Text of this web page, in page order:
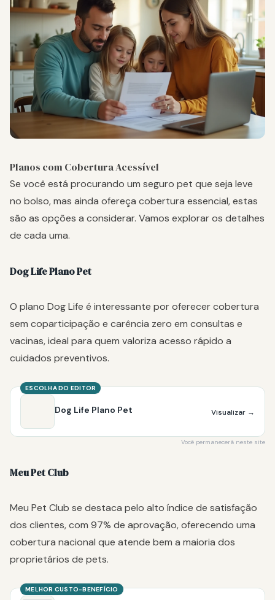
Planos com Cobertura Acessível
Se você está procurando um seguro pet que seja leve
no bolso, mas ainda ofereça cobertura essencial, estas
são as opções a considerar. Vamos explorar os detalhes
de cada uma.
Dog Life Plano Pet
O plano Dog Life é interessante por oferecer cobertura
sem coparticipação e carência zero em consultas e
vacinas, ideal para quem valoriza acesso rápido a
cuidados preventivos.
ESCOLHA DO EDITOR
Dog Life Plano Pet Visualizar →
Você permanecerá neste site
Meu Pet Club
Meu Pet Club se destaca pelo alto índice de satisfação
dos clientes, com 97% de aprovação, oferecendo uma
cobertura nacional que atende bem a maioria dos
proprietários de pets.
MELHOR CUSTO-BENEFÍCIO